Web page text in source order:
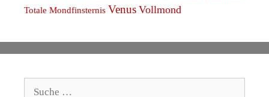
Totale Mondfinsternis Venus Vollmond